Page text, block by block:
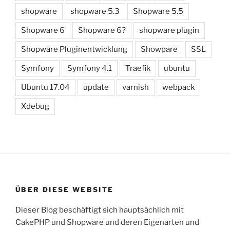
shopware shopware 5.3 Shopware 5.5
Shopware 6 Shopware 6? shopware plugin
Shopware Pluginentwicklung Showpare SSL
Symfony Symfony 4.1 Traefik ubuntu
Ubuntu 17.04 update varnish webpack
Xdebug
ÜBER DIESE WEBSITE
Dieser Blog beschäftigt sich hauptsächlich mit
CakePHP und Shopware und deren Eigenarten und